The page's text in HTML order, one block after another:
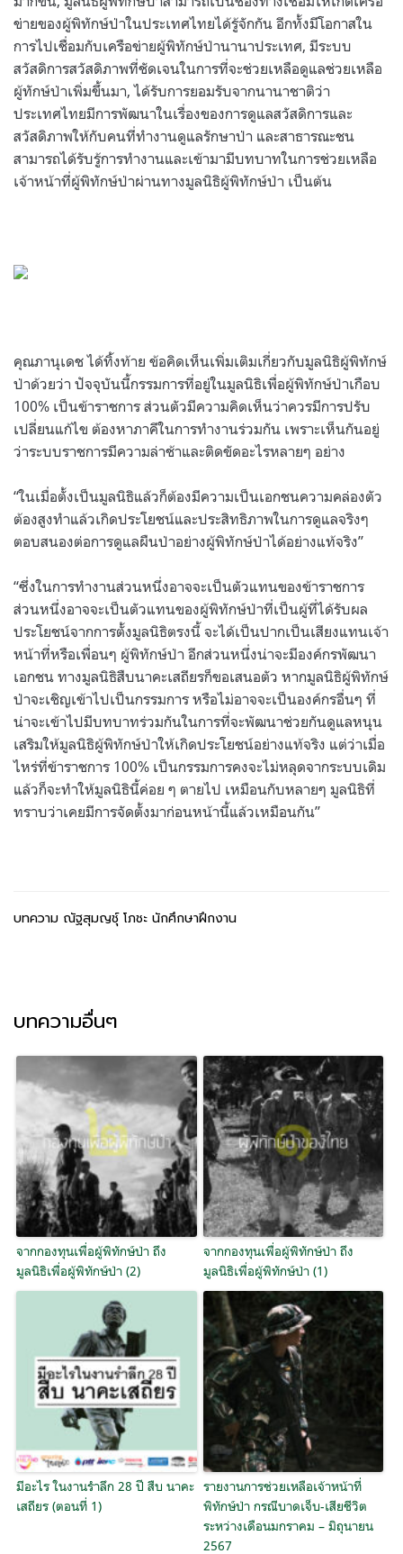
ข่ายของผู้พิทักษ์ป่าในประเทศไทยได้รู้จักกัน อีกทั้งมีโอกาสใน
การไปเชื่อมกับเครือข่ายผู้พิทักษ์ป่านานาประเทศ, มีระบบ
สวัสดิการสวัสดิภาพที่ชัดเจนในการที่จะช่วยเหลือดูแลช่วยเหลือ
ผู้ทักษ์ป่าเพิ่มขึ้นมา,ได้รับการยอมรับจากนานาชาติว่า
ประเทศไทยมีการพัฒนาในเรื่องของการดูแลสวัสดิการและ
สวัสดิภาพให้กับคนที่ทำงานดูแลรักษาป่า และสาธารณะชน
สามารถได้รับรู้การทำงานและเข้ามามีบทบาทในการช่วยเหลือ
เจ้าหน้าที่ผู้พิทักษ์ป่าผ่านทางมูลนิธิผู้พิทักษ์ป่า เป็นต้น
คุณภานุเดช ได้ทิ้งท้าย ข้อคิดเห็นเพิ่มเติมเกี่ยวกับมูลนิธิผู้พิทักษ์
ป่าด้วยว่า ปัจจุบันนี้กรรมการที่อยู่ในมูลนิธิเพื่อผู้พิทักษ์ป่าเกือบ
100% เป็นข้าราชการ ส่วนตัวมีความคิดเห็นว่าควรมีการปรับ
เปลี่ยนแก้ไข ต้องหาภาคีในการทำงานร่วมกัน เพราะเห็นกันอยู่
ว่าระบบราชการมีความล่าช้าและติดขัดอะไรหลายๆ อย่าง
“ในเมื่อตั้งเป็นมูลนิธิแล้วก็ต้องมีความเป็นเอกชนความคล่องตัว
ต้องสูงทำแล้วเกิดประโยชน์และประสิทธิภาพในการดูแลจริงๆ
ตอบสนองต่อการดูแลผืนป่าอย่างผู้พิทักษ์ป่าได้อย่างแท้จริง”
“ซึ่งในการทำงานส่วนหนึ่งอาจจะเป็นตัวแทนของข้าราชการ
ส่วนหนึ่งอาจจะเป็นตัวแทนของผู้พิทักษ์ป่าที่เป็นผู้ที่ได้รับผล
ประโยชน์จากการตั้งมูลนิธิตรงนี้ จะได้เป็นปากเป็นเสียงแทนเจ้า
หน้าที่หรือเพื่อนๆ ผู้พิทักษ์ป่า อีกส่วนหนึ่งน่าจะมีองค์กรพัฒนา
เอกชน ทางมูลนิธิสืบนาคะเสถียรก็ขอเสนอตัว หากมูลนิธิผู้พิทักษ์
ป่าจะเชิญเข้าไปเป็นกรรมการ หรือไม่อาจจะเป็นองค์กรอื่นๆ ที่
น่าจะเข้าไปมีบทบาทร่วมกันในการที่จะพัฒนาช่วยกันดูแลหนุน
เสริมให้มูลนิธิผู้พิทักษ์ป่าให้เกิดประโยชน์อย่างแท้จริง แต่ว่าเมื่อ
ไหร่ที่ข้าราชการ 100% เป็นกรรมการคงจะไม่หลุดจากระบบเดิม
แล้วก็จะทำให้มูลนิธินี้ค่อย ๆ ตายไป เหมือนกับหลายๆ มูลนิธิที่
ทราบว่าเคยมีการจัดตั้งมาก่อนหน้านี้แล้วเหมือนกัน”
บทความ ณัฐสุมญชุ์ โภชะ นักศึกษาฝึกงาน
บทความอื่นๆ
จากกองทุนเพื่อผู้พิทักษ์ป่า ถึง
มูลนิธิเพื่อผู้พิทักษ์ป่า (2)
จากกองทุนเพื่อผู้พิทักษ์ป่า ถึง
มูลนิธิเพื่อผู้พิทักษ์ป่า (1)
มีอะไร ในงานรำลึก 28 ปี สืบ นาคะ
เสถียร (ตอนที่ 1)
รายงานการช่วยเหลือเจ้าหน้าที่
พิทักษ์ป่า กรณีบาดเจ็บ-เสียชีวิต
ระหว่างเดือนมกราคม – มิถุนายน
2567